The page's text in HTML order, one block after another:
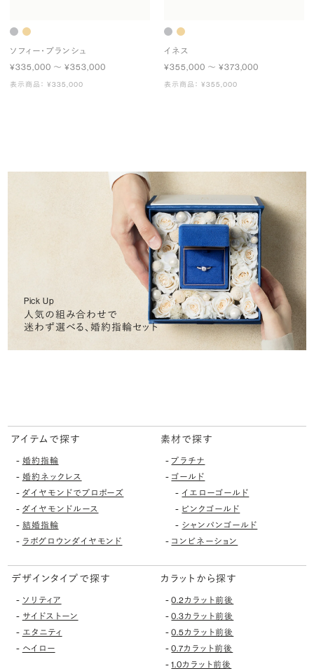
ソフィー・ブランシュ
¥335,000 〜 ¥353,000
表示商品： ¥335,000
イネス
¥355,000 〜 ¥373,000
表示商品： ¥355,000
Pick Up
人気の組み合わせで
迷わず選べる、婚約指輪セット
アイテムで探す
- 婚約指輪
- 婚約ネックレス
- ダイヤモンドでプロポーズ
- ダイヤモンドルース
- 結婚指輪
- ラボグロウンダイヤモンド
素材で探す
-プラチナ
- ゴールド
-イエローゴールド
- ピンクゴールド
- シャンパンゴールド
- コンビネーション
デザインタイプで探す
- ソリティア
- サイドストーン
- エタニティ
- ヘイロー
カラットから探す
-0.2カラット前後
-0.3カラット前後
-0.5カラット前後
-0.7カラット前後
-1.0カラット前後